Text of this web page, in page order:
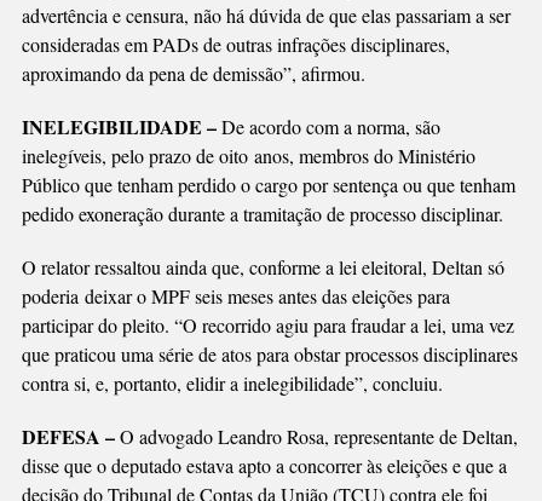
advertência e censura, não há dúvida de que elas passariam a ser
consideradas em PADs de outras infrações disciplinares,
aproximando da pena de demissão”, afirmou.
INELEGIBILIDADE –De acordo com a norma, são
inelegíveis, pelo prazo de oito anos, membros do Ministério
Público que tenham perdido o cargo por sentença ou que tenham
pedido exoneração durante a tramitação de processo disciplinar.
O relator ressaltou ainda que, conforme a lei eleitoral, Deltan só
poderia deixar o MPF seis meses antes das eleições para
participar do pleito. “O recorrido agiu para fraudar a lei, uma vez
que praticou uma série de atos para obstar processos disciplinares
contra si, e, portanto, elidir a inelegibilidade”, concluiu.
DEFESA –O advogado Leandro Rosa, representante de Deltan,
disse que o deputado estava apto a concorrer às eleições e que a
decisão do Tribunal de Contas da União (TCU) contra ele foi